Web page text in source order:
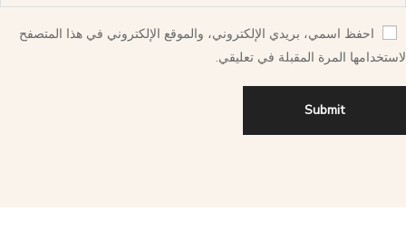
احفظ اسمي، بريدي الإلكتروني، والموقع الإلكتروني في هذا المتصفح
لاستخدامها المرة المقبلة في تعليقي.